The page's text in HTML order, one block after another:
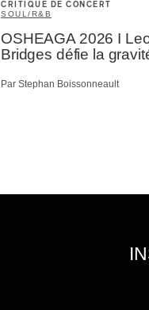
CRITIQUE DE CONCERT
SOUL/R&B
OSHEAGA 2026 I
Bridges défie la
Par Stephan Boissonneault